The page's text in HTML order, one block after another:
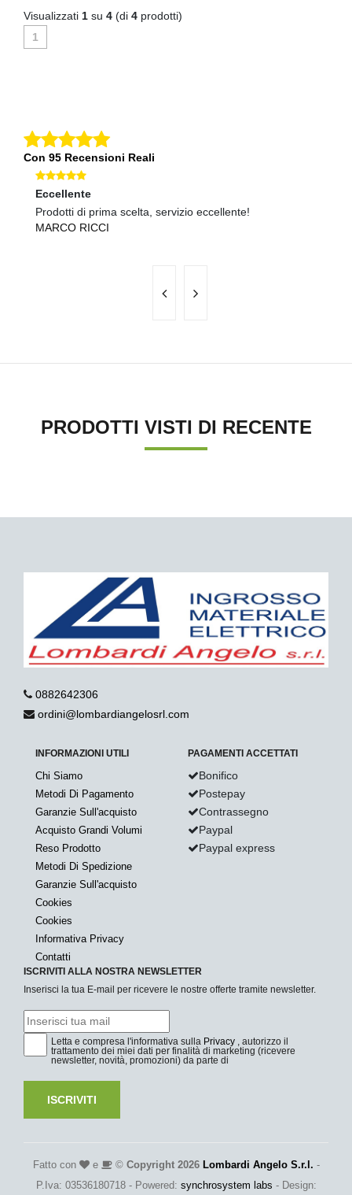
Visualizzati 1 su 4 (di 4 prodotti)
1
Con 95 Recensioni Reali
Eccellente
Prodotti di prima scelta, servizio eccellente!
MARCO RICCI
PRODOTTI VISTI DI RECENTE
0882642306
ordini@lombardiangelosrl.com
INFORMAZIONI UTILI
Chi Siamo
Metodi Di Pagamento
Garanzie Sull'acquisto
Acquisto Grandi Volumi
Reso Prodotto
Metodi Di Spedizione
Garanzie Sull'acquisto
Cookies
Cookies
Informativa Privacy
Contatti
PAGAMENTI ACCETTATI
Bonifico
Postepay
Contrassegno
Paypal
Paypal express
ISCRIVITI ALLA NOSTRA NEWSLETTER
Inserisci la tua E-mail per ricevere le nostre offerte tramite newsletter.
Letta e compresa l'informativa sulla Privacy , autorizzo il
trattamento dei miei dati per finalità di marketing (ricevere
newsletter, novità, promozioni) da parte di
ISCRIVITI
Fatto con e © Copyright 2026 Lombardi Angelo S.r.l. -
P.Iva: 03536180718 - Powered: synchrosystem labs - Design: